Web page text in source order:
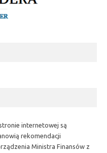
internetowej są
rekomendacji
Ministra Finansów z